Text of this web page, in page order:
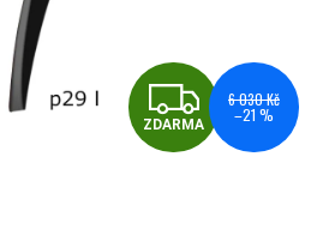
ZDARMA
6 030 Kč
–21 %